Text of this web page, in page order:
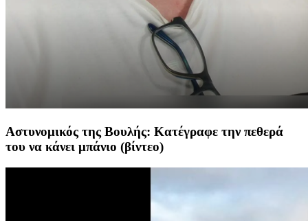
Αστυνομικός της Βουλής: Κατέγραφε την πεθερά
του να κάνει μπάνιο (βίντεο)